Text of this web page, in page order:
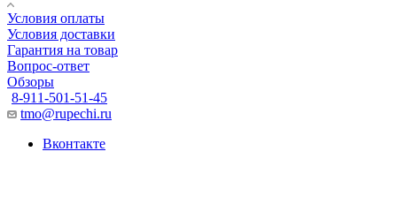
Условия оплаты
Условия доставки
Гарантия на товар
Вопрос-ответ
Обзоры
8-911-501-51-45
tmo@rupechi.ru
Вконтакте